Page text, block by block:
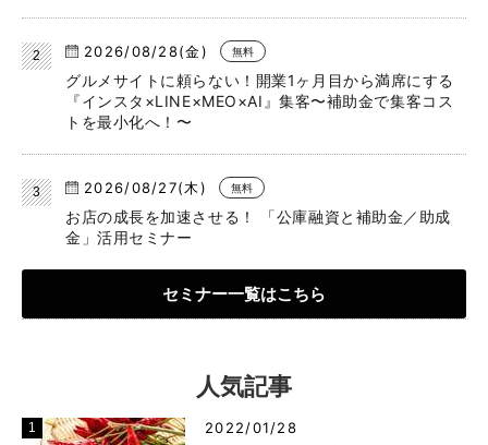
2026/08/28(金) 無料
グルメサイトに頼らない！開業1ヶ月目から満席にする
『インスタ×LINE×MEO×AI』集客〜補助金で集客コス
トを最小化へ！〜
2026/08/27(木) 無料
お店の成長を加速させる！ 「公庫融資と補助金／助成
金」活用セミナー
セミナー一覧はこちら
人気記事
2022/01/28